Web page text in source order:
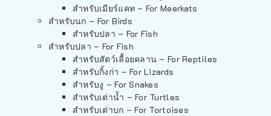
สำหรับเมียร์แคท – For Meerkats
สำหรับนก – For Birds
สำหรับปลา – For Fish
สำหรับปลา – For Fish
สำหรับสัตว์เลื้อยคลาน – For Reptiles
สำหรับกิ้งก่า – For Lizards
สำหรับงู – For Snakes
สำหรับเต่าน้ำ – For Turtles
สำหรับเต่าบก – For Tortoises